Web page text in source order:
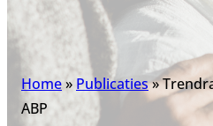
Home» Publicaties»
ABP